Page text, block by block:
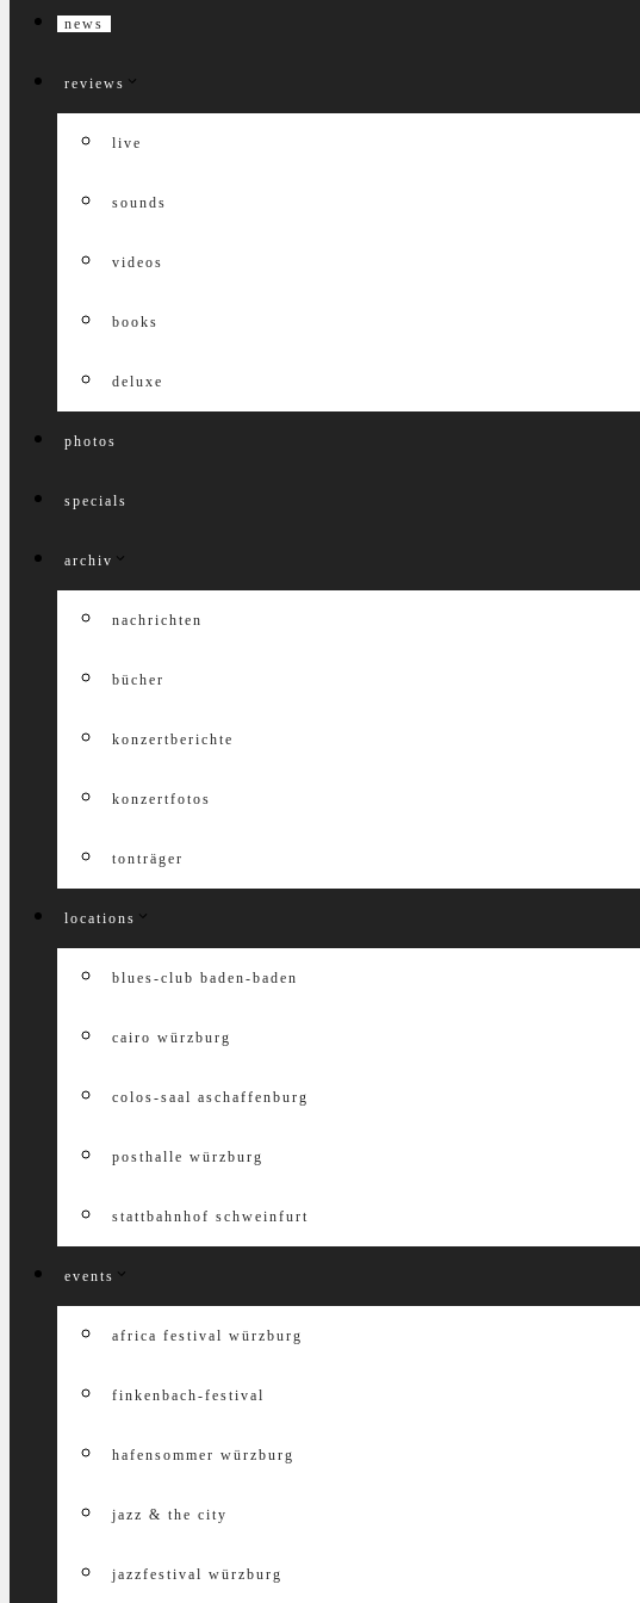
news
reviews
live
sounds
videos
books
deluxe
photos
specials
archiv
nachrichten
bücher
konzertberichte
konzertfotos
tonträger
locations
blues-club baden-baden
cairo würzburg
colos-saal aschaffenburg
posthalle würzburg
stattbahnhof schweinfurt
events
africa festival würzburg
finkenbach-festival
hafensommer würzburg
jazz & the city
jazzfestival würzburg